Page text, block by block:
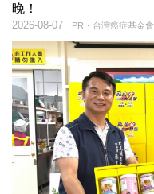
晚！
PR・台灣癌症基金會
2026-08-07